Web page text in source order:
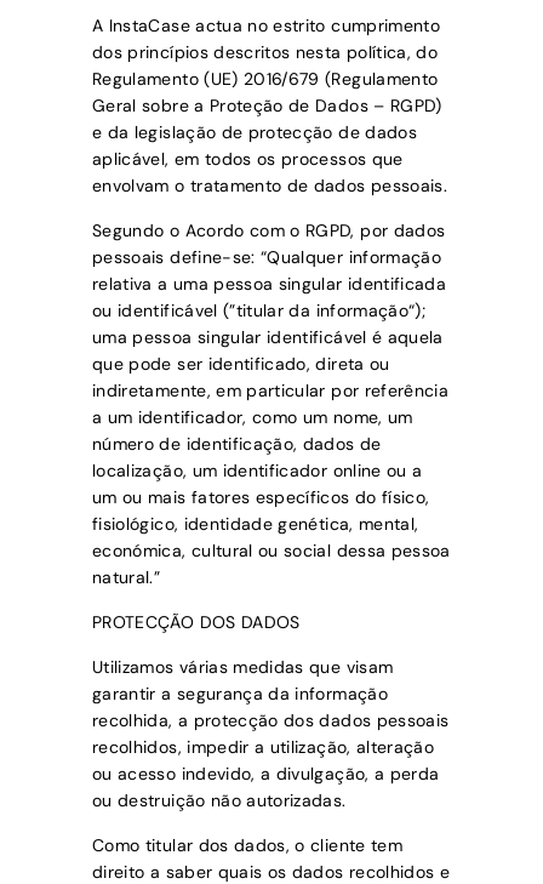
A InstaCaseactua no estrito cumprimento
dos princípios descritos nesta política, do
Regulamento (UE) 2016/679 (Regulamento
Geral sobre a Proteção de Dados – RGPD)
e da legislação de protecção de dados
aplicável, em todos os processos que
envolvam o tratamento de dados pessoais.
Segundo o Acordo com o RGPD, por dados
pessoais define-se: “Qualquer informação
relativa a uma pessoa singular identificada
ou identificável (”titular da informação“);
uma pessoa singular identificável é aquela
que pode ser identificado, direta ou
indiretamente, em particular por referência
a um identificador, como um nome, um
número de identificação, dados de
localização, um identificador online ou a
um ou mais fatores específicos do físico,
fisiológico, identidade genética, mental,
económica, cultural ou social dessa pessoa
natural.”
PROTECÇÃO DOS DADOS
Utilizamos várias medidas que visam
garantir a segurança da informação
recolhida, a protecção dos dados pessoais
recolhidos, impedir a utilização, alteração
ou acesso indevido, a divulgação, a perda
ou destruição não autorizadas.
Como titular dos dados, o cliente tem
direito a saber quais os dados recolhidos e